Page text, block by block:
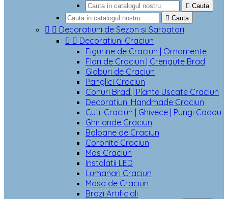
 Cauta
 Cauta
  Decoratiuni de Sezon si Sarbatori
  Decoratiuni Craciun
Figurine de Craciun | Ornamente
Flori de Craciun | Crengute Brad
Globuri de Craciun
Panglici Craciun
Conuri Brad | Plante Uscate Craciun
Decoratiuni Handmade Craciun
Cutii Craciun | Ghivece | Pungi Cadou
Ghirlande Craciun
Baloane de Craciun
Coronite Craciun
Mos Craciun
Instalatii LED
Lumanari Craciun
Masa de Craciun
Brazi Artificiali